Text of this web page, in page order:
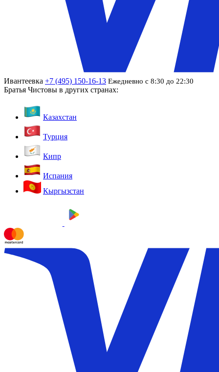
Ивантеевка +7 (495) 150-16-13 Ежедневно с 8:30 до 22:30
Братья Чистовы в других странах:
Казахстан
Турция
Кипр
Испания
Кыргызстан